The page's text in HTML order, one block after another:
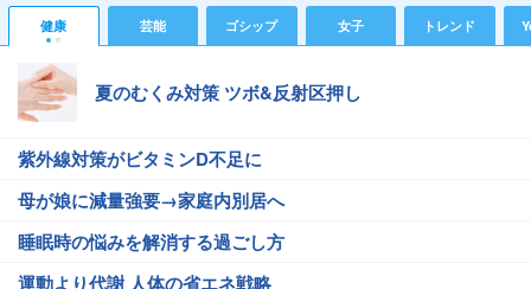
健康 芸能 ゴシップ 女子 トレンド
夏のむくみ対策 ツボ&反射区押し
紫外線対策がビタミンD不足に
母が娘に減量強要→家庭内別居へ
睡眠時の悩みを解消する過ごし方
運動より代謝 人体の省エネ戦略